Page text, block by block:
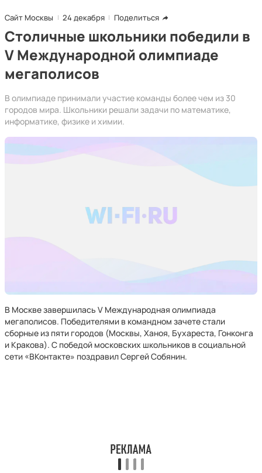
Сайт Москвы 24 декабря Поделиться
Столичные школьники победили в
V Международной олимпиаде
мегаполисов
В олимпиаде принимали участие команды более чем из 30
городов мира. Школьники решали задачи по математике,
информатике, физике и химии.
В Москве завершилась V Международная олимпиада
мегаполисов. Победителями в командном зачете стали
сборные из пяти городов (Москвы, Ханоя, Бухареста, Гонконга
и Кракова). С победой московских школьников в социальной
сети «ВКонтакте» поздравил Сергей Собянин.